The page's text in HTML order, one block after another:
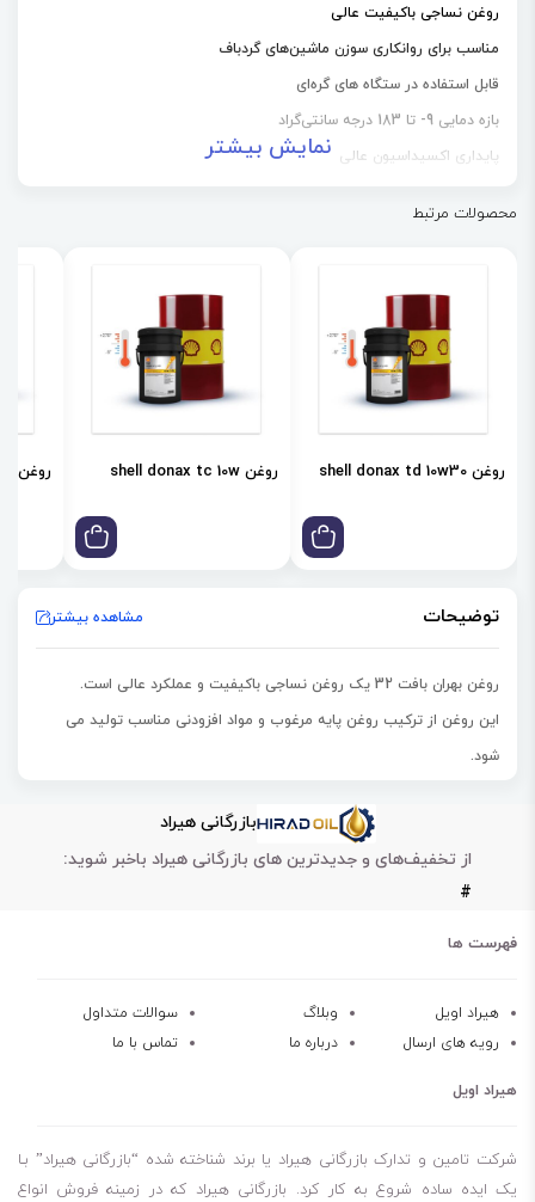
روغن نساجی باکیفیت عالی
مناسب برای روانکاری سوزن ماشین‌های گردباف
قابل استفاده در ستگاه های گره‌ای
بازه دمایی 9- تا 183 درجه سانتی‌گراد
پایداری اکسیداسیون عالی نمایش بیشتر
محصولات مرتبط
روغن shell donax td 10w30 روغن shell donax tc 10w روغن shell donax td 85w
توضیحات مشاهده بیشتر
روغن بهران بافت 32 یک روغن نساجی باکیفیت و عملکرد عالی است.
این روغن از ترکیب روغن پایه مرغوب و مواد افزودنی مناسب تولید می
شود.
پایین آمدن هزینه های تولید و بهره برداری می شود.
این روغن با آب بندی لاستیکی حساس و لوله‌های پلاستیکی موجود در
سیستم واکنش نشان نمی‌دهد.
این روغن همچنین به طور کامل با نخ ها و مسیرهای اتمام پارچه بافتنی در
معرض آن سازگار است.
با کیفیت تولید شده است.
فروش این محصول تنها به صورت بشکه ای می باشد.
بازرگانی هیراد
از تخفیف‌های و جدیدترین های بازرگانی هیراد باخبر شوید:
#
فهرست ها
هیراد اویل وبلاگ
سوالات متداول
رویه های ارسال
درباره ما تماس با ما
هیراد اویل
شرکت تامین و تدارک بازرگانی هیراد یا برند شناخته شده “بازرگانی هیراد” بـا
یک ایده ساده شروع به کار کرد. بازرگانی هیراد که در زمینه فروش انواع